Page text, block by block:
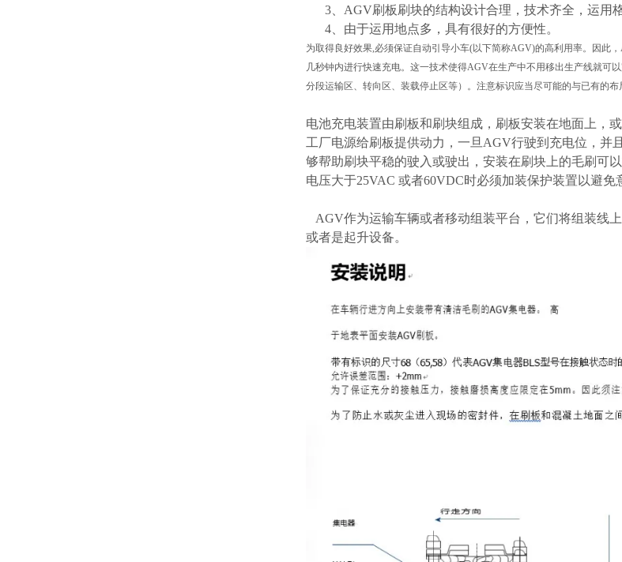
3、AGV刷板刷块的结构设计合理，技术齐全，运用格
4、由于运用地点多，具有很好的方便性。
为取得良好效果,必须保证自动引导小车(以下简称AGV)的高利用率。因此
几秒钟内进行快速充电。这一技术使得AGV在生产中不用移出生产线就可
分段运输区、转向区、装载停止区等）。注意标识应当尽可能的与已有的布
电池充电装置由刷板和刷块组成，刷板安装在地面上，
工厂电源给刷板提供动力，一旦AGV行驶到充电位，
够帮助刷块平稳的驶入或驶出，安装在刷块上的毛刷可
电压大于25VAC 或者60VDC时必须加装保护装置以避免
AGV作为运输车辆或者移动组装平台，它们将组装线
或者是起升设备。